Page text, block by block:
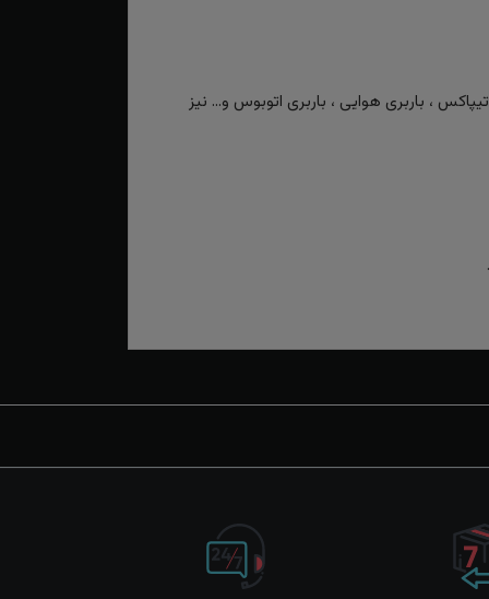
، باربری هوایی ، باربری اتوبوس و... نیز